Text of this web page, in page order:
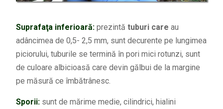
Suprafaţa inferioară:prezintă tuburi care au
adâncimea de 0,5- 2,5 mm, sunt decurente pe lungimea
piciorului, tuburile se termină în pori mici rotunzi, sunt
de culoare albicioasă care devin gălbui de la margine
pe măsură ce îmbătrânesc.
Sporii: sunt de mărime medie, cilindrici, hialini